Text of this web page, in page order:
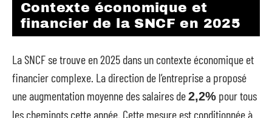
Contexte économique et
financier de la SNCF en 2025
La SNCF se trouve en 2025 dans un contexte économique et
financier complexe. La direction de l’entreprise a proposé
une augmentation moyenne des salaires de2,2% pour tous
les cheminots cette année. Cette mesure est conditionnée à